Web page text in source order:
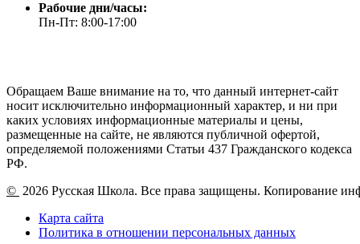
Рабочие дни/часы:
Пн-Пт: 8:00-17:00
Обращаем Ваше внимание на то, что данный интернет-сайт
носит исключительно информационный характер, и ни при
каких условиях информационные материалы и цены,
размещенные на сайте, не являются публичной офертой,
определяемой положениями Статьи 437 Гражданского кодекса
РФ.
© 2026 Русская Школа. Все права защищены. Копирование
Карта сайта
Политика в отношении персональных данных